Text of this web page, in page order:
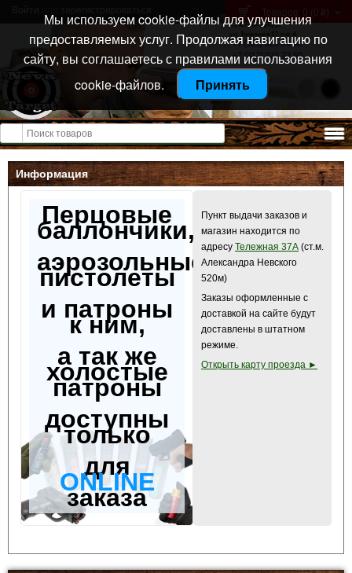
Санкт-Петербург
ул. Тележная 37 лит А
+7 (911) 021-04-08
+7 (812) 921-73-50
Товаров: 0 (0 p )
Открыть меню
Информация
Перцовые
баллончики,
аэрозольные
пистолеты
и патроны
к ним,
а так же
холостые
патроны
доступны
только
для
ONLINE
заказа
Пункт выдачи заказов и
магазин находится по
адресу Тележная 37А (ст.м.
Александра Невского
520м)
Заказы оформленные с
доставкой на сайте будут
доставлены в штатном
режиме.
Открыть карту проезда ►
Мы используем cookie-файлы для улучшения
предоставляемых услуг. Продолжая навигацию по
сайту, вы соглашаетесь с правилами использования
cookie-файлов.
Принять